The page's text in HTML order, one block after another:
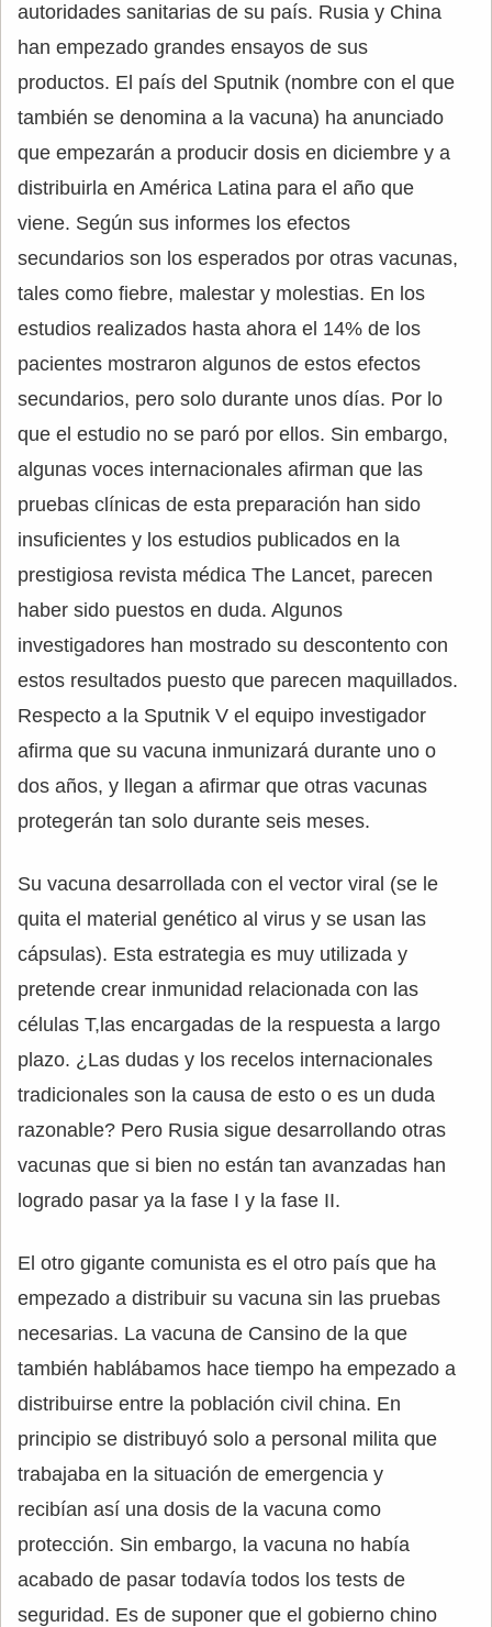
autoridades sanitarias de su país. Rusia y China
han empezado grandes ensayos de sus
productos. El país del Sputnik (nombre con el que
también se denomina a la vacuna) ha anunciado
que empezarán a producir dosis en diciembre y a
distribuirla en América Latina para el año que
viene. Según sus informes los efectos
secundarios son los esperados por otras vacunas,
tales como fiebre, malestar y molestias. En los
estudios realizados hasta ahora el 14% de los
pacientes mostraron algunos de estos efectos
secundarios, pero solo durante unos días. Por lo
que el estudio no se paró por ellos. Sin embargo,
algunas voces internacionales afirman que las
pruebas clínicas de esta preparación han sido
insuficientes y los estudios publicados en la
prestigiosa revista médica The Lancet, parecen
haber sido puestos en duda. Algunos
investigadores han mostrado su descontento con
estos resultados puesto que parecen maquillados.
Respecto a la Sputnik V el equipo investigador
afirma que su vacuna inmunizará durante uno o
dos años, y llegan a afirmar que otras vacunas
protegerán tan solo durante seis meses.
Su vacuna desarrollada con el vector viral (se le
quita el material genético al virus y se usan las
cápsulas). Esta estrategia es muy utilizada y
pretende crear inmunidad relacionada con las
células T,las encargadas de la respuesta a largo
plazo. ¿Las dudas y los recelos internacionales
tradicionales son la causa de esto o es un duda
razonable? Pero Rusia sigue desarrollando otras
vacunas que si bien no están tan avanzadas han
logrado pasar ya la fase I y la fase II.
El otro gigante comunista es el otro país que ha
empezado a distribuir su vacuna sin las pruebas
necesarias. La vacuna de Cansino de la que
también hablábamos hace tiempo ha empezado a
distribuirse entre la población civil china. En
principio se distribuyó solo a personal milita que
trabajaba en la situación de emergencia y
recibían así una dosis de la vacuna como
protección. Sin embargo, la vacuna no había
acabado de pasar todavía todos los tests de
seguridad. Es de suponer que el gobierno chino